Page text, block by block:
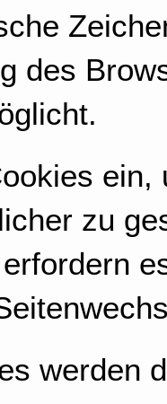
des
ein,
zu
werden